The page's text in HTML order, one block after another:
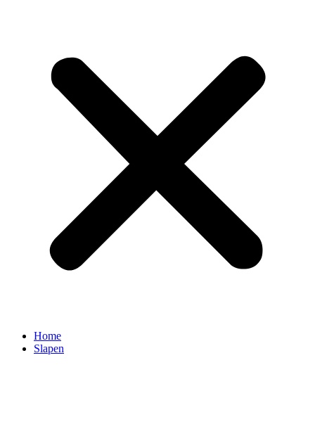
Home
Slapen